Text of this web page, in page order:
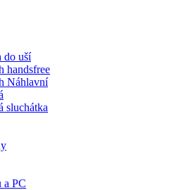
do uší
handsfree
Náhlavní
sluchátka
PC